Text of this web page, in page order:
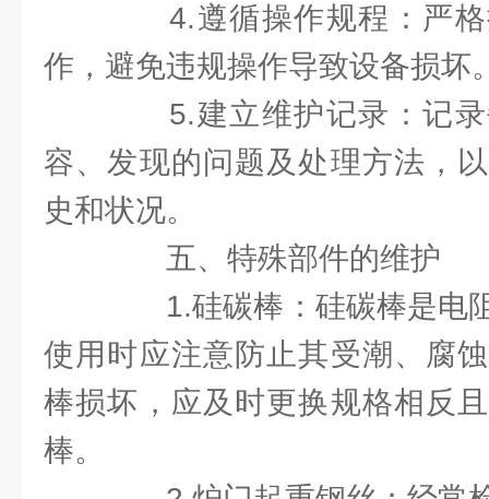
4.遵循操作规程：严格
作，避免违规操作导致设备损坏
5.建立维护记录：记录
容、发现的问题及处理方法，
史和状况。
五、特殊部件的维护
1.硅碳棒：硅碳棒是电
使用时应注意防止其受潮、腐
棒损坏，应及时更换规格相反
棒。